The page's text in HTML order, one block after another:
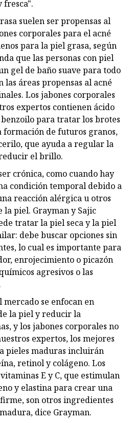
fresca".
suelen ser propensas al
corporales para el acné
para la piel grasa, según
que las personas con piel
gel de baño suave para todo
áreas propensas al acné
Los jabones corporales
expertos contienen ácido
para tratar los brotes
de futuros granos,
que ayuda a regular la
el brillo.
crónica, como cuando hay
condición temporal debido a
reacción alérgica u otros
piel. Grayman y Sajic
tratar la piel seca y la piel
debe buscar opciones sin
lo cual es importante para
enrojecimiento o picazón
agresivos o las
se enfocan en
la piel y reducir la
y los jabones corporales no
expertos, los mejores
pieles maduras incluirán
retinol y colágeno. Los
E y C, que estimulan
y elastina para crear una
son otros ingredientes
dice Grayman.